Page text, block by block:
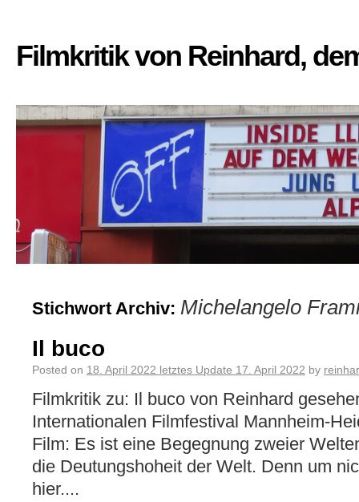
Filmkritik von Reinhard,
Stichwort Archiv: Michelangelo
Il buco
Posted on 18. April 2022 letztes Update 17. April 2022 by
Filmkritik zu: Il buco von Reinhard
Internationalen Filmfestival Mannheim-
Film: Es ist eine Begegnung zweier
die Deutungshoheit der Welt. Denn um
hier....